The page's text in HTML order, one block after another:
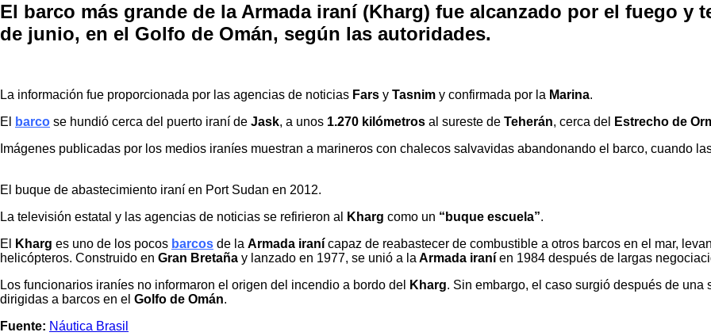
El barco más grande de la Armada iraní (Kharg) fue alcanzado por el fuego y
de junio, en el Golfo de Omán, según las autoridades.
La información fue proporcionada por las agencias de noticias Fars y Tasnim y confirmada por la Marina.
El
barco se hundió cerca del puerto iraní de Jask, a unos 1.270 kilómetros al sureste de Teherán, cerca del Estrecho de
Imágenes publicadas por los medios iraníes muestran a marineros con chalecos salvavidas abandonando el barco, cuando
El buque de abastecimiento iraní en Port Sudan en 2012.
La televisión estatal y las agencias de noticias se refirieron al
Kharg como un “buque escuela”.
El
Kharg es uno de los pocos barcos de la Armada iraní capaz de reabastecer de combustible a otros barcos en el mar,
helicópteros. Construido en Gran Bretaña y lanzado en 1977, se unió a la Armada iraní en 1984 después de largas
Los funcionarios iraníes no informaron el origen del incendio a bordo del
Kharg. Sin embargo, el caso surgió después de
dirigidas a barcos en el Golfo de Omán.
Fuente: Náutica Brasil